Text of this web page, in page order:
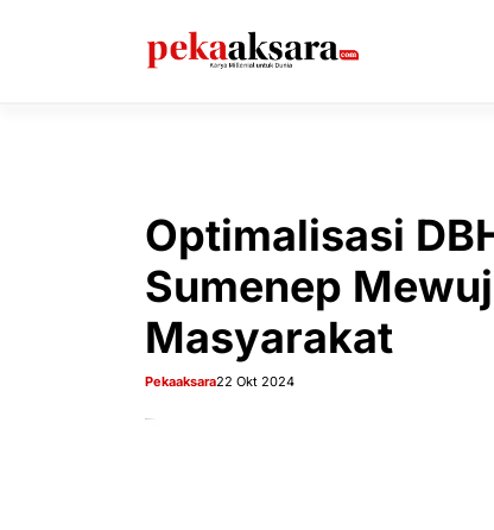
Optimalisasi
Sumenep
Masyarakat
Pekaaksara22 Okt 2024